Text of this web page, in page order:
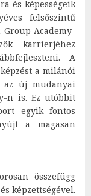
és képességeik
felsőszintű
Academy-
karrierjéhez
A
a milánói
az új mudanyai
n is. Ez utóbbit
egyik fontos
a magasan
összefügg
képzettségével.